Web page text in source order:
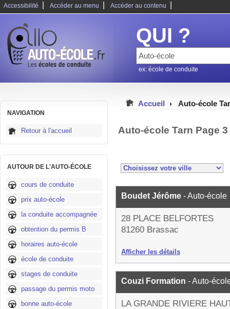
Accessibilité Accéder au menu Accéder au contenu
QUI ?
ex: école de conduite
NAVIGATION
Retour à l'accueil
AUTOUR DE L'AUTO-ÉCOLE
cours de conduite
prix auto-école
la conduite accompagnée
obtention du permis B
horaires auto-école
école de conduite
stages de conduite
passage du permis moto
bonne auto-école
Accueil Auto-école
Auto-école Tarn Page 3
Boudet Jérôme - Auto-école
28 PLACE BELFORTES
81260 Brassac
Afficher les détails
Couzi Formation - Auto-
LA GRANDE RIVIERE